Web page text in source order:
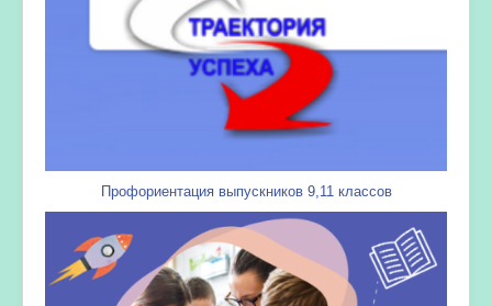
Профориентация выпускников 9,11 классов